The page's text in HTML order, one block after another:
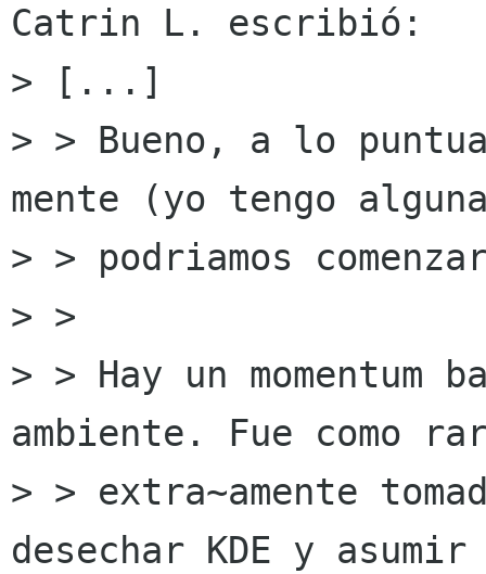
Catrin L. escribió:
> [...]
> > Bueno, a lo
mente (yo tengo
> > podriamos
> >
> > Hay un
ambiente. Fue como
> > extra~amente
desechar KDE y asumir